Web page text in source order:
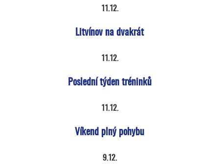
11.12.
Litvínov na dvakrát
11.12.
Poslední týden tréninků
11.12.
Víkend plný pohybu
9.12.